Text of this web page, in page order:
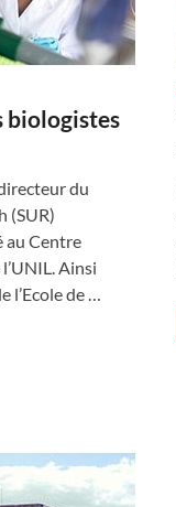
biologistes
du
(SUR)
au Centre
Ainsi
l’Ecole de …